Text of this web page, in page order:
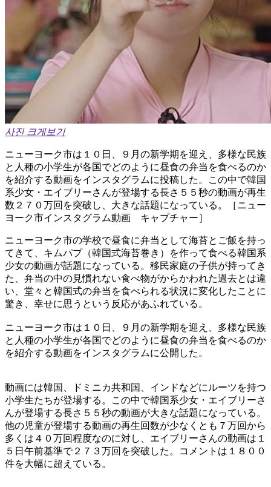
사진 크게보기
ニューヨーク市は１０日、９月の新学期を迎え、多様な民族
と人種の小学生が各国でどのように昼食の弁当を食べるのか
を紹介する動画をインスタグラムに投稿した。この中で韓国
系少女・エイブリーさんが登場する長さ５５秒の動画が再生
数２７０万回を突破し、大きな話題になっている。［ニュー
ヨーク市インスタグラム動画 キャプチャー］
ニューヨーク市の学校で昼食に弁当として海苔とご飯を持っ
てきて、キムパプ（韓国式海苔巻き）を作って食べる韓国系
少女の動画が話題になっている。移民家庭の子供が持ってき
た、弁当の中の見慣れない食べ物がからかわれた過去とは違
い、堂々と韓国式の弁当を食べられる状況に変化したことに
驚き、幸せに思うという反応があふれている。
ニューヨーク市は１０日、９月の新学期を迎え、多様な民族
と人種の小学生が各国でどのように昼食の弁当を食べるのか
を紹介する動画をインスタグラムに公開した。
動画には韓国、ドミニカ共和国、インドなどにルーツを持つ
小学生たちが登場する。この中で韓国系少女・エイブリーさ
んが登場する長さ５５秒の動画が大きな話題になっている。
他の児童が登場する動画の再生回数が少なくとも７万回から
多くは４０万回程度なのに対し、エイブリーさんの動画は１
５日午前基準で２７３万回を突破した。コメントは１８００
件を大幅に超えている。